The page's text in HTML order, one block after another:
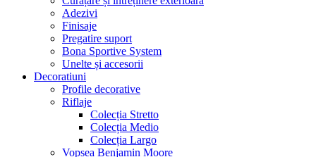
Adezivi
Finisaje
Pregatire suport
Bona Sportive System
Unelte și accesorii
Decoratiuni
Profile decorative
Riflaje
Colecția Stretto
Colecția Medio
Colecția Largo
Vopsea Benjamin Moore